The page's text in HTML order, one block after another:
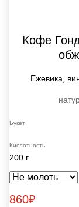
Кофе
Ежевика,
Букет
Кислотность
200 г
860₽